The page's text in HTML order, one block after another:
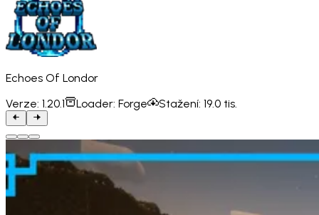
Echoes Of Londor
Verze: 1.20.1 Loader: Forge Stažení: 19.0 tis.